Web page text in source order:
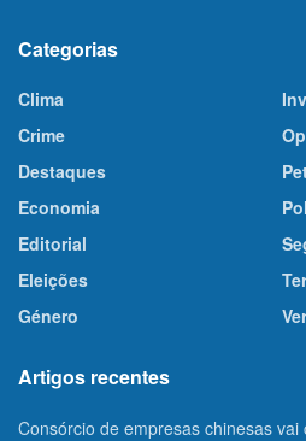
Categorias
Clima
Crime
Destaques
Economia
Editorial
Eleições
Género
Artigos recentes
Consórcio de empresas chinesas